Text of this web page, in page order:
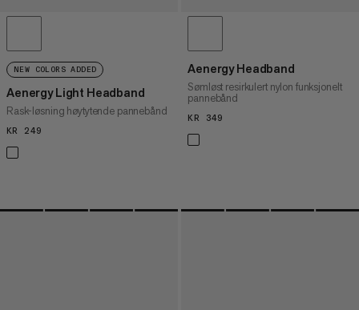
NEW COLORS ADDED
Aenergy Light Headband
Rask-løsning høytytende pannebånd
KR 249
Aenergy Headband
Sømløst resirkulert nylon funksjonelt
pannebånd
KR 349